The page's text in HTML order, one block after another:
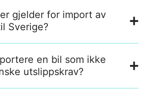
gjelder for import av
Sverige?
en bil som ikke
utslippskrav?